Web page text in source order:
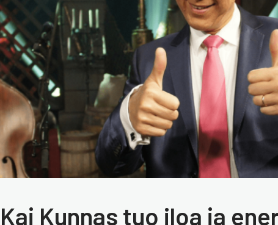
Kaj Kunnas tuo iloa ja